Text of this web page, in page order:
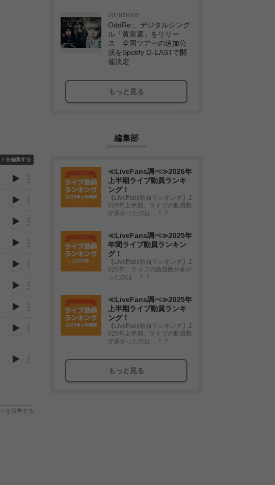
を編集する
を報告する
2026/08/05
OddRe:、デジタルシング
ル「黄泉還」をリリー
ス 全国ツアーの追加公
演をSpotify O-EASTで開
催決定
もっと見る
編集部
≪LiveFans調べ≫2026年
上半期ライブ動員ランキ
ング！
【LiveFans独自ランキング】2
026年上半期、ライブの動員数
が多かったのは…！？
≪LiveFans調べ≫2025年
年間ライブ動員ランキン
グ！
【LiveFans独自ランキング】2
025年、ライブの動員数が多か
ったのは…！？
≪LiveFans調べ≫2025年
上半期ライブ動員ランキ
ング！
【LiveFans独自ランキング】2
025年上半期、ライブの動員数
が多かったのは…！？
もっと見る